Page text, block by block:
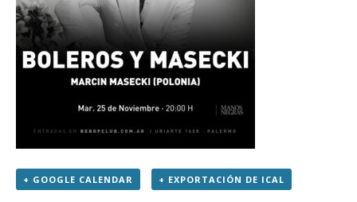
+ GOOGLE CALENDAR + EXPORTACIÓN DE ICAL